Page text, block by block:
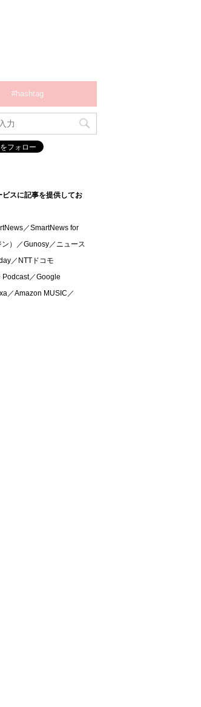
#hashtag
スに記事を提供してお
／SmartNews for
）／Gunosy／ニュース
／NTTドコモ
Podcast／Google
／Amazon MUSIC／